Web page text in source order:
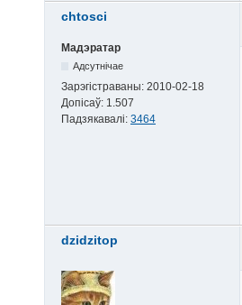
chtosci
Мадэратар
Адсутнічае
Зарэгістраваны: 2010-02-18
Допісаў: 1.507
Падзякавалі: 3464
dzidzitop